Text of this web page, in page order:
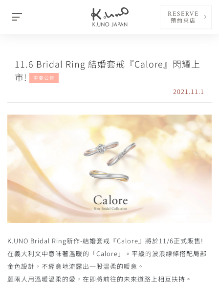
RESERVE
預約來店
11.6 Bridal Ring 結婚套戒『Calore』閃耀上
市!
重要公告
2021.11.1
K.UNO Bridal Ring新作-結婚套戒『Calore』將於11/6正式販售!
在義大利文中意味著溫暖的「Calore」。平緩的波浪線條搭配局部
金色設計，不經意地流露出一股溫柔的暖意。
願兩人用溫暖溫柔的愛，在即將前往的未來道路上相互扶持。